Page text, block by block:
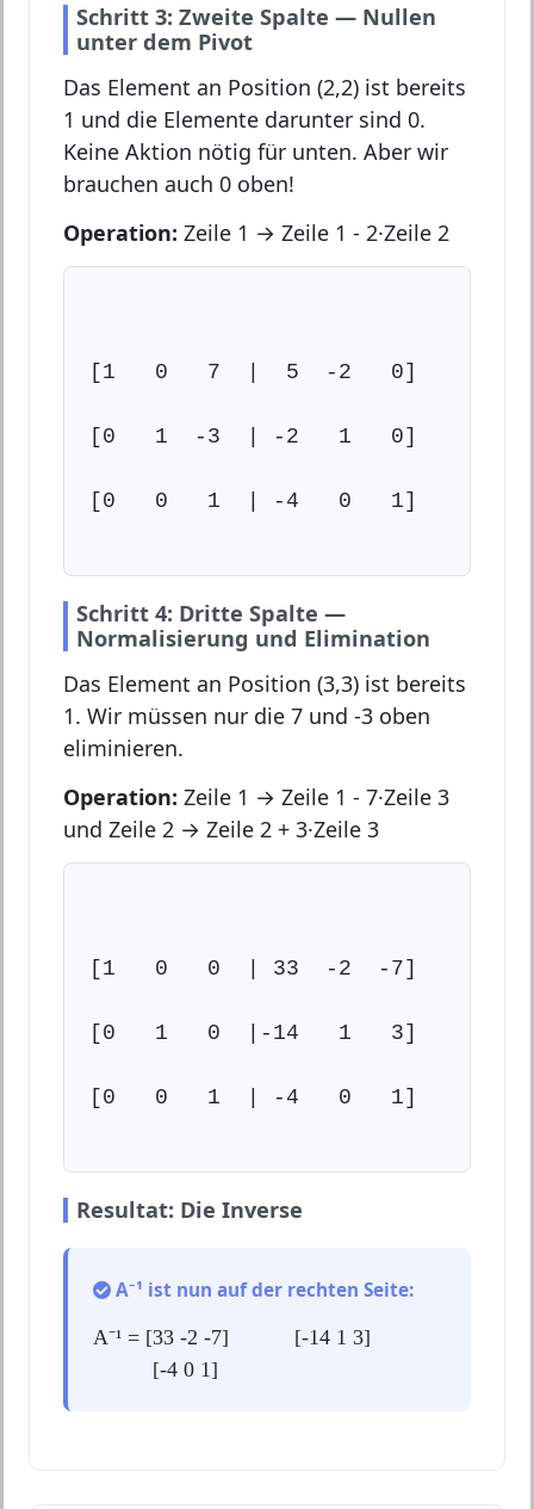
Schritt 3: Zweite Spalte — Nullen
unter dem Pivot
Das Element an Position (2,2) ist bereits
1 und die Elemente darunter sind 0.
Keine Aktion nötig für unten. Aber wir
brauchen auch 0 oben!
Operation: Zeile 1 → Zeile 1 - 2·Zeile 2
[1   0   7  |  5  -2   0]
[0   1  -3  | -2   1   0]
[0   0   1  | -4   0   1]
Schritt 4: Dritte Spalte —
Normalisierung und Elimination
Das Element an Position (3,3) ist bereits
1. Wir müssen nur die 7 und -3 oben
eliminieren.
Operation: Zeile 1 → Zeile 1 - 7·Zeile 3
und Zeile 2 → Zeile 2 + 3·Zeile 3
[1   0   0  | 33  -2  -7]
[0   1   0  |-14   1   3]
[0   0   1  | -4   0   1]
Resultat: Die Inverse
A⁻¹ ist nun auf der rechten Seite:
A⁻¹ = [33 -2 -7] [-14 1 3]
[-4 0 1]